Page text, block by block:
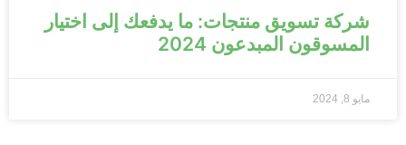
شركة تسويق منتجات: ما يدفعك إلى اختيار
المسوقون المبدعون 2024
مايو 8, 2024